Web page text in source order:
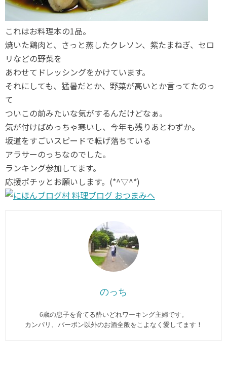
これはお料理本の1品。
焼いた鶏肉と、さっと蒸したクレソン、紫たまねぎ、セロ
リなどの野菜を
あわせてドレッシングをかけています。
それにしても、猛暑だとか、野菜が高いとか言ってたのっ
て
ついこの前みたいな気がするんだけどなぁ。
気が付けばめっちゃ寒いし、今年も残りあとわずか。
坂道をすごいスピードで転げ落ちている
アラサーのっちなのでした。
ランキング参加してます。
応援ポチッとお願いします。(*^▽^*)
のっち
6歳の息子を育てる酔いどれワーキング主婦です。
カンパリ、バーボン以外のお酒全般をこよなく愛してます︎！